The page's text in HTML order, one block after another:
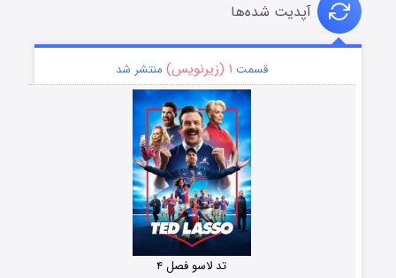
آپدیت شده‌ها
قسمت ۱ (زیرنویس) منتشر شد
تد لاسو فصل ۴